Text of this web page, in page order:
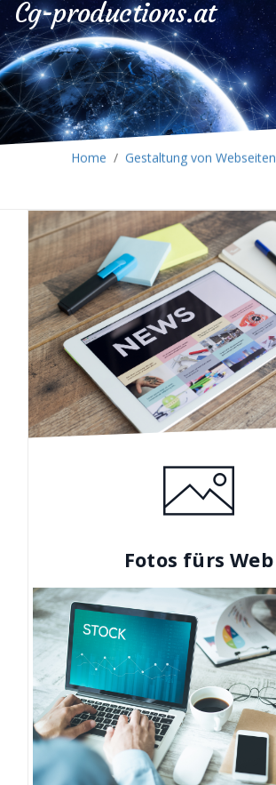
Cg-productions.at
Home / Gestaltung von Webseiten
Fotos fürs Web